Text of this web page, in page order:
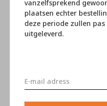
vanzelfsprekend
plaatsen echter
deze periode zullen
uitgeleverd.
Ook voor de
slagen op badmatten.nl